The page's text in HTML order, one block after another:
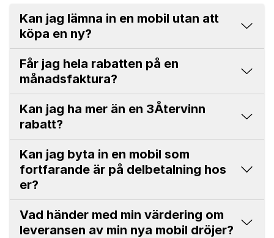
Kan jag lämna in en mobil utan att
köpa en ny?
Får jag hela rabatten på en
månadsfaktura?
Kan jag ha mer än en 3Återvinn
rabatt?
Kan jag byta in en mobil som
fortfarande är på delbetalning hos
er?
Vad händer med min värdering om
leveransen av min nya mobil dröjer?